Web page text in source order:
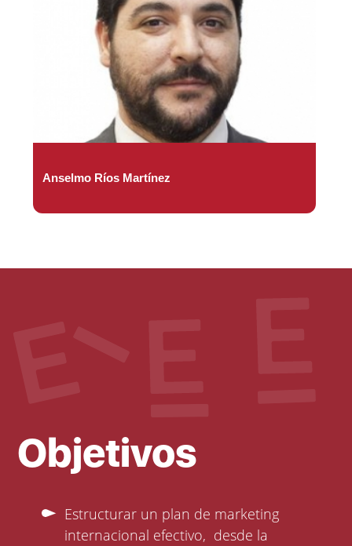
Anselmo Ríos Martínez
Objetivos
Estructurar un plan de marketing
internacional efectivo, desde la